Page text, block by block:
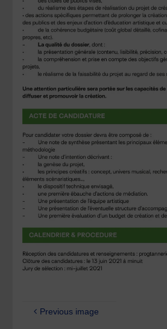
Previous image